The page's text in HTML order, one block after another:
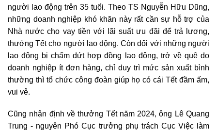
người lao động trên 35 tuổi. Theo TS Nguyễn Hữu Dũng,
những doanh nghiệp khó khăn này rất cần sự hỗ trợ của
Nhà nước cho vay tiền với lãi suất ưu đãi để trả lương,
thưởng Tết cho người lao động. Còn đối với những người
lao động bị chấm dứt hợp đồng lao động, trở về quê do
doanh nghiệp ít đơn hàng, chỉ duy trì mức sản xuất bình
thường thì tổ chức công đoàn giúp họ có cái Tết đầm ấm,
vui vẻ.
Cũng nhận định về thưởng Tết năm 2024, ông Lê Quang
Trung - nguyên Phó Cục trưởng phụ trách Cục Việc làm